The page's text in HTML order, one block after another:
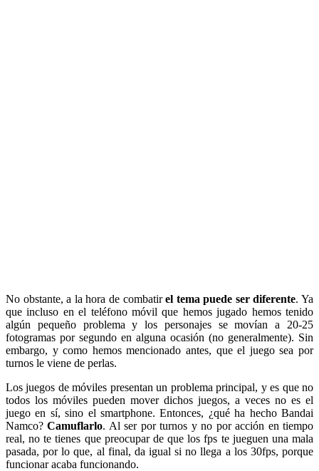
No obstante, a la hora de combatirel tema puede ser diferente. Ya
que incluso en el teléfono móvil que hemos jugado hemos tenido
algún pequeño problema y los personajes se movían a 20-25
fotogramas por segundo en alguna ocasión (no generalmente). Sin
embargo, y como hemos mencionado antes, que el juego sea por
turnos le viene de perlas.
Los juegos de móviles presentan un problema principal, y es que no
todos los móviles pueden mover dichos juegos, a veces no es el
juego en sí, sino el smartphone. Entonces, ¿qué ha hecho Bandai
Namco?Camuflarlo. Al ser por turnos y no por acción en tiempo
real, no te tienes que preocupar de que los fps te jueguen una mala
pasada, por lo que, al final, da igual si no llega a los 30fps, porque
funcionar acaba funcionando.